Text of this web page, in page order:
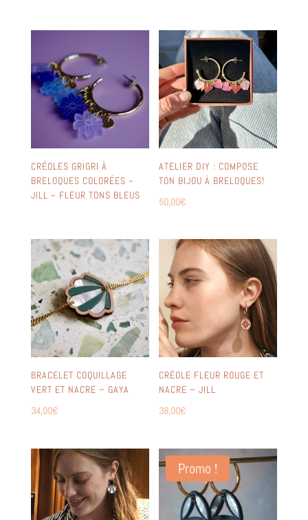
CRÉOLES GRIGRI À
BRELOQUES COLORÉES ~
JILL ~ FLEUR TONS BLEUS
ATELIER DIY : COMPOSE
TON BIJOU À BRELOQUES!
50,00€
BRACELET COQUILLAGE
VERT ET NACRE – GAYA
34,00€
CRÉOLE FLEUR ROUGE ET
NACRE – JILL
38,00€
Promo !